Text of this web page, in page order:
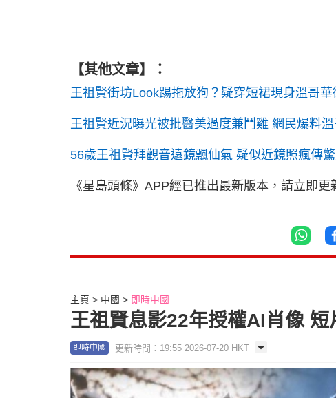
【其他文章】：
王祖賢街坊Look踢拖放狗？疑穿短裙現身溫哥
王祖賢近況曝光被批醫美過度兼鬥雞 網民爆料
56歲王祖賢拜觀音遠鏡飄仙氣 疑似近鏡照瘋傳
《星島頭條》APP經已推出最新版本，請立即更
主頁 中國 即時中國
王祖賢息影22年授權AI肖像
即時中國 更新時間：19:55 2026-07-20 HKT